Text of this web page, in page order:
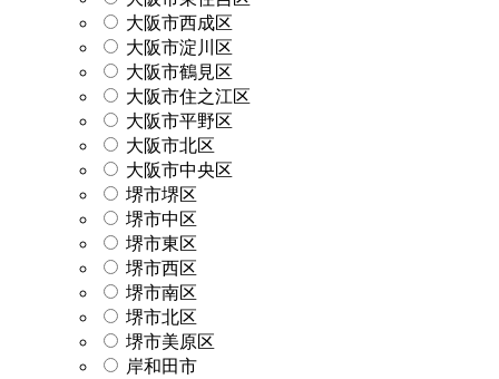
大阪市西成区
大阪市淀川区
大阪市鶴見区
大阪市住之江区
大阪市平野区
大阪市北区
大阪市中央区
堺市堺区
堺市中区
堺市東区
堺市西区
堺市南区
堺市北区
堺市美原区
岸和田市